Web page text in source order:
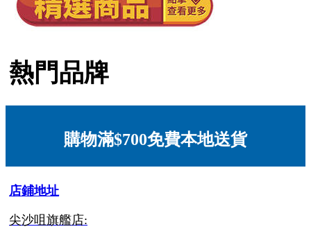
熱門品牌
購物滿$700免費本地送貨
店鋪地址
尖沙咀旗艦店: